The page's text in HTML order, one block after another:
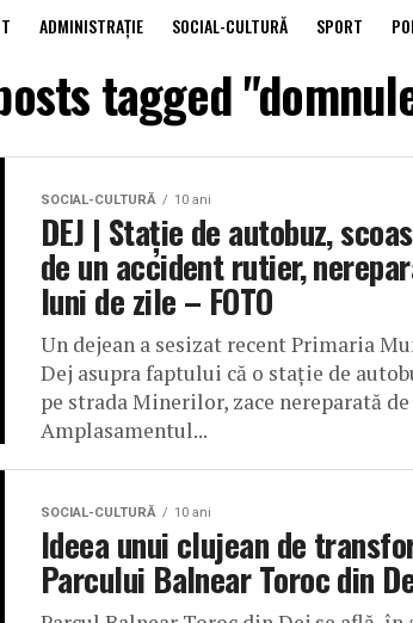
ADMINISTRAŢIE SOCIAL-CULTURĂ SPORT
tagged
SOCIAL-CULTURĂ 10 ani
DEJ | Stație de autobuz,
de un accident rutier,
luni de zile – FOTO
Un dejean a sesizat recent Primaria
Dej asupra faptului că o stație de
pe strada Minerilor, zace nereparată
Amplasamentul...
SOCIAL-CULTURĂ 10 ani
Ideea unui clujean de
Parcului Balnear Toroc din